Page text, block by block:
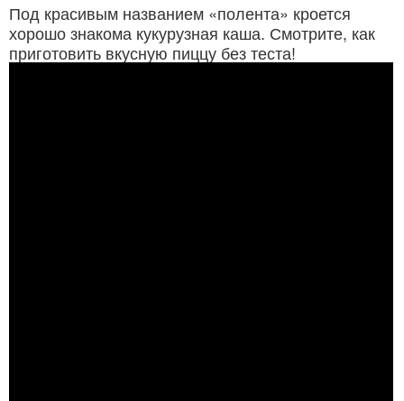
Под красивым названием «полента» кроется
хорошо знакома кукурузная каша. Смотрите, как
приготовить вкусную пиццу без теста!